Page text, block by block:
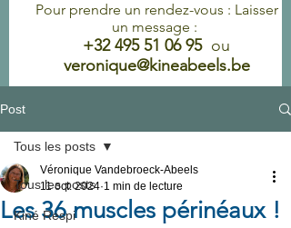
Pour prendre un rendez-vous : Laisser
un message :
+32 495 51 06 95 ou
veronique@kineabeels.be
Post
Tous les posts
Kiné Respi
Tous les posts
Les 36 muscles périnéaux !
Véronique Vandebroeck-Abeels
11 oct. 2024 1 min de lecture